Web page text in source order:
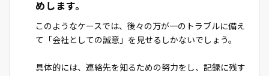
めします。
このようなケースでは、後々の万が一のトラブルに備え
て「会社としての誠意」を見せるしかないでしょう。
具体的には、連絡先を知るための努力をし、記録に残す